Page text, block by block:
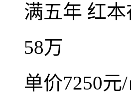
满五年 红本
58万
单价7250元